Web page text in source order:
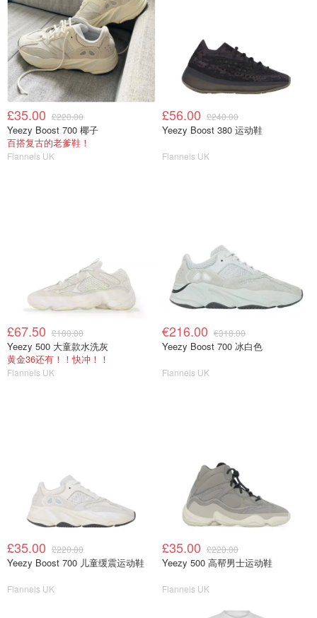
£35.00 £220.00
Yeezy Boost 700 椰子
百搭复古的老爹鞋！
Flannels UK
£56.00 £240.00
Yeezy Boost 380 运动鞋
Flannels UK
£67.50 £180.00
Yeezy 500 大童款水洗灰
黄金36还有！！快冲！！
Flannels UK
€216.00 €318.00
Yeezy Boost 700 冰白色
Flannels UK
£35.00 £220.00
Yeezy Boost 700 儿童缓震运动鞋
Flannels UK
£35.00 £220.00
Yeezy 500 高帮男士运动鞋
Flannels UK